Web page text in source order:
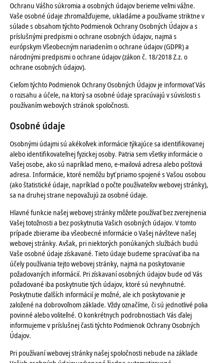
Ochranu Vášho súkromia a osobných údajov berieme veľmi vážne.
Vaše osobné údaje zhromažďujeme, ukladáme a používame striktne v
súlade s obsahom týchto Podmienok Ochrany Osobných Údajov a s
príslušnými predpismi o ochrane osobných údajov, najmä s
európskym Všeobecným nariadením o ochrane údajov (GDPR) a
národnými predpismi o ochrane údajov (zákon č. 18/2018 Z.z. o
ochrane osobných údajov).
Cieľom týchto Podmienok Ochrany Osobných Údajov je informovať Vás
o rozsahu a účele, na ktorý sa osobné údaje spracúvajú v súvislosti s
používaním webových stránok spoločnosti.
Osobné údaje
Osobnými údajmi sú akékoľvek informácie týkajúce sa identifikovanej
alebo identifikovateľnej fyzickej osoby. Patria sem všetky informácie o
Vašej osobe, ako sú napríklad meno, e-mailová adresa alebo poštová
adresa. Informácie, ktoré nemôžu byť priamo spojené s Vašou osobou
(ako štatistické údaje, napríklad o počte používateľov webovej stránky),
sa na druhej strane nepovažujú za osobné údaje.
Hlavné funkcie našej webovej stránky môžete používať bez zverejnenia
Vašej totožnosti a bez poskytnutia Vašich osobných údajov. V tomto
prípade zbierame iba všeobecné informácie o Vašej návšteve našej
webovej stránky. Avšak, pri niektorých ponúkaných službách budú
Vaše osobné údaje získavané. Tieto údaje budeme spracúvať iba na
účely používania tejto webovej stránky, najmä na poskytovanie
požadovaných informácií. Pri získavaní osobných údajov bude od Vás
požadované iba poskytnutie tých údajov, ktoré sú nevyhnutné.
Poskytnutie ďalších informácií je možné, ale ich poskytovanie je
založené na dobrovoľnom základe. Vždy označíme, či sú jednotlivé polia
povinné alebo voliteľné. O konkrétnych podrobnostiach Vás ďalej
informujeme v príslušnej časti týchto Podmienok Ochrany Osobných
Údajov.
Pri používaní webovej stránky našej spoločnosti nebude na základe